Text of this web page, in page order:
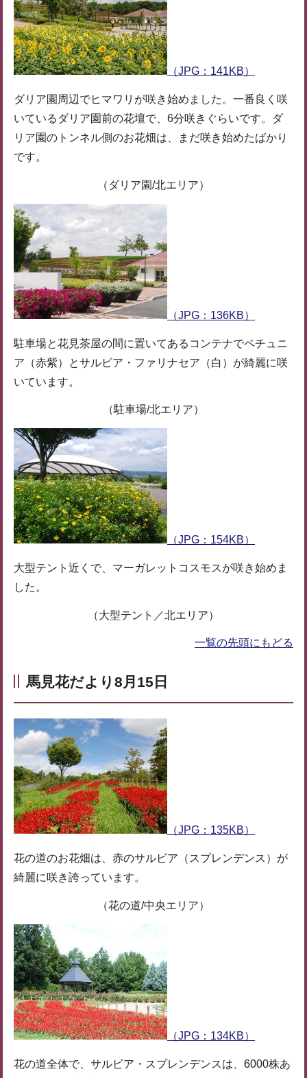
（JPG：141KB）
ダリア園周辺でヒマワリが咲き始めました。一番良く咲
いているダリア園前の花壇で、6分咲きぐらいです。ダ
リア園のトンネル側のお花畑は、まだ咲き始めたばかり
です。
（ダリア園/北エリア）
（JPG：136KB）
駐車場と花見茶屋の間に置いてあるコンテナでペチュニ
ア（赤紫）とサルビア・ファリナセア（白）が綺麗に咲
いています。
（駐車場/北エリア）
（JPG：154KB）
大型テント近くで、マーガレットコスモスが咲き始めま
した。
（大型テント／北エリア）
一覧の先頭にもどる
馬見花だより8月15日
（JPG：135KB）
花の道のお花畑は、赤のサルビア（スプレンデンス）が
綺麗に咲き誇っています。
（花の道/中央エリア）
（JPG：134KB）
花の道全体で、サルビア・スプレンデンスは、6000株あ